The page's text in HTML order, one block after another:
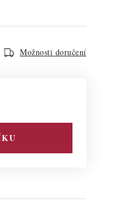
Možnosti doručení